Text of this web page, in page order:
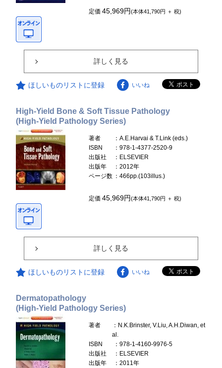
定価45,969円(本体41,790円 ＋ 税)
詳しく見る
ほしいものリストに登録 いいね
High-Yield Bone & Soft Tissue Pathology
(High-Yield Pathology Series)
著者
：A.E.Harvai & T.Link (eds.)
ISBN
：978-1-4377-2520-9
出版社
：ELSEVIER
出版年
：2012年
ページ数 ：466pp.(103illus.)
定価45,969円(本体41,790円 ＋ 税)
詳しく見る
ほしいものリストに登録 いいね
Dermatopathology
(High-Yield Pathology Series)
著者
：N.K.Brinster, V.Liu, A.H.Diwan, et
al.
ISBN
：978-1-4160-9976-5
出版社
：ELSEVIER
出版年
：2011年